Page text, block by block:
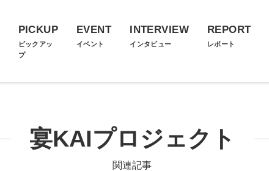
PICKUP
ピックアッ
プ
EVENT
イベント
INTERVIEW
インタビュー
REPORT
レポート
宴KAIプロジェクト
関連記事